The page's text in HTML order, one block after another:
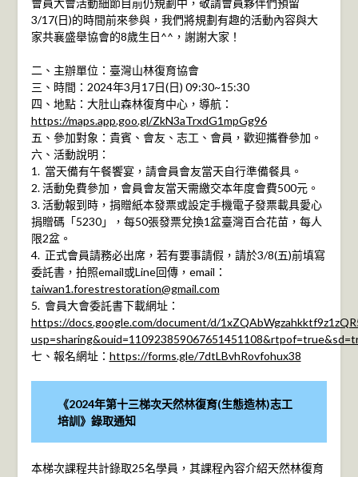
會員大會活動細節目前仍規劃中，敬請會員夥伴們預留
3/17(日)的時間前來參與，我們將規劃有趣的活動內容與大
家共襄盛舉協會的8歲生日^^，謝謝大家！
二、主辦單位：臺灣山林復育協會
三、時間：2024年3月17日(日) 09:30~15:30
四、地點：大肚山森林復育中心，導航：
https://maps.app.goo.gl/ZkN3aTrxdG1mpGg96
五、參加對象：貴賓、會友、志工、會員，歡迎攜眷參加。
六、活動說明：
1. 當天備有午餐饗宴，請會員會友當天自行準備餐具。
2. 活動免費參加，會員會友當天需繳交本年度會費500元。
3. 活動報到時，捐贈紙本發票或設定手機電子發票載具愛心
捐贈碼「5230」，每50張發票兌換1盆臺灣百合花苗，每人
限2盆。
4. 正式會員請務必出席，若有要事請假，請於3/8(五)前填寫
委託書，拍照email或Line回傳，email：
taiwan1.forestrestoration@gmail.com
5. 會員大會委託書下載網址：
https://docs.google.com/document/d/
七、報名網址： https://forms.gle/7dtLBvhRovfohux38
《2024年第十三梯次天然林復育(生態造林)志工
培訓》錄取通知
本梯次課程共計錄取25名學員，其課程內容介紹天然林復育